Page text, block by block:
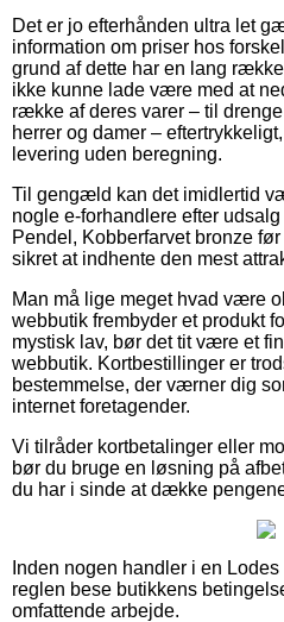
Det er jo efterhånden ultra let
information om priser hos
grund af dette har en lang
ikke kunne lade være med at
række af deres varer – til
herrer og damer –
levering uden beregning.
Til gengæld kan det imidlertid
nogle e-forhandlere efter
Pendel, Kobberfarvet bronze
sikret at indhente den mest
Man må lige meget hvad være
webbutik frembyder et produkt
mystisk lav, bør det tit være et
webbutik. Kortbestillinger er
bestemmelse, der værner dig
internet foretagender.
Vi tilråder kortbetalinger eller
bør du bruge en løsning på
du har i sinde at dække
Inden nogen handler i en
reglen bese butikkens
omfattende arbejde.